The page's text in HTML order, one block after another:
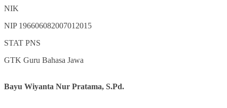
NIK
NIP 196606082007012015
STAT PNS
GTK Guru Bahasa Jawa
Bayu Wiyanta Nur Pratama, S.Pd.